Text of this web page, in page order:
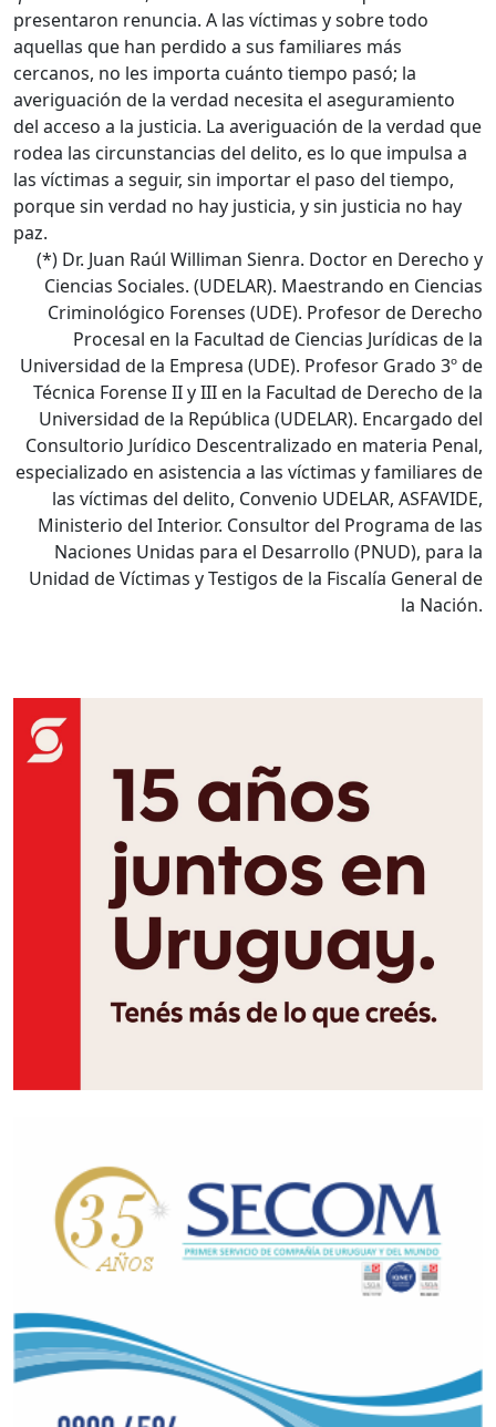
presentaron renuncia. A las víctimas y sobre todo
aquellas que han perdido a sus familiares más
cercanos, no les importa cuánto tiempo pasó; la
averiguación de la verdad necesita el aseguramiento
del acceso a la justicia. La averiguación de la verdad que
rodea las circunstancias del delito, es lo que impulsa a
las víctimas a seguir, sin importar el paso del tiempo,
porque sin verdad no hay justicia, y sin justicia no hay
paz.
(*) Dr. Juan Raúl Williman Sienra. Doctor en Derecho y
Ciencias Sociales. (UDELAR). Maestrando en Ciencias
Criminológico Forenses (UDE). Profesor de Derecho
Procesal en la Facultad de Ciencias Jurídicas de la
Universidad de la Empresa (UDE). Profesor Grado 3º de
Técnica Forense II y III en la Facultad de Derecho de la
Universidad de la República (UDELAR). Encargado del
Consultorio Jurídico Descentralizado en materia Penal,
especializado en asistencia a las víctimas y familiares de
las víctimas del delito, Convenio UDELAR, ASFAVIDE,
Ministerio del Interior. Consultor del Programa de las
Naciones Unidas para el Desarrollo (PNUD), para la
Unidad de Víctimas y Testigos de la Fiscalía General de
la Nación.